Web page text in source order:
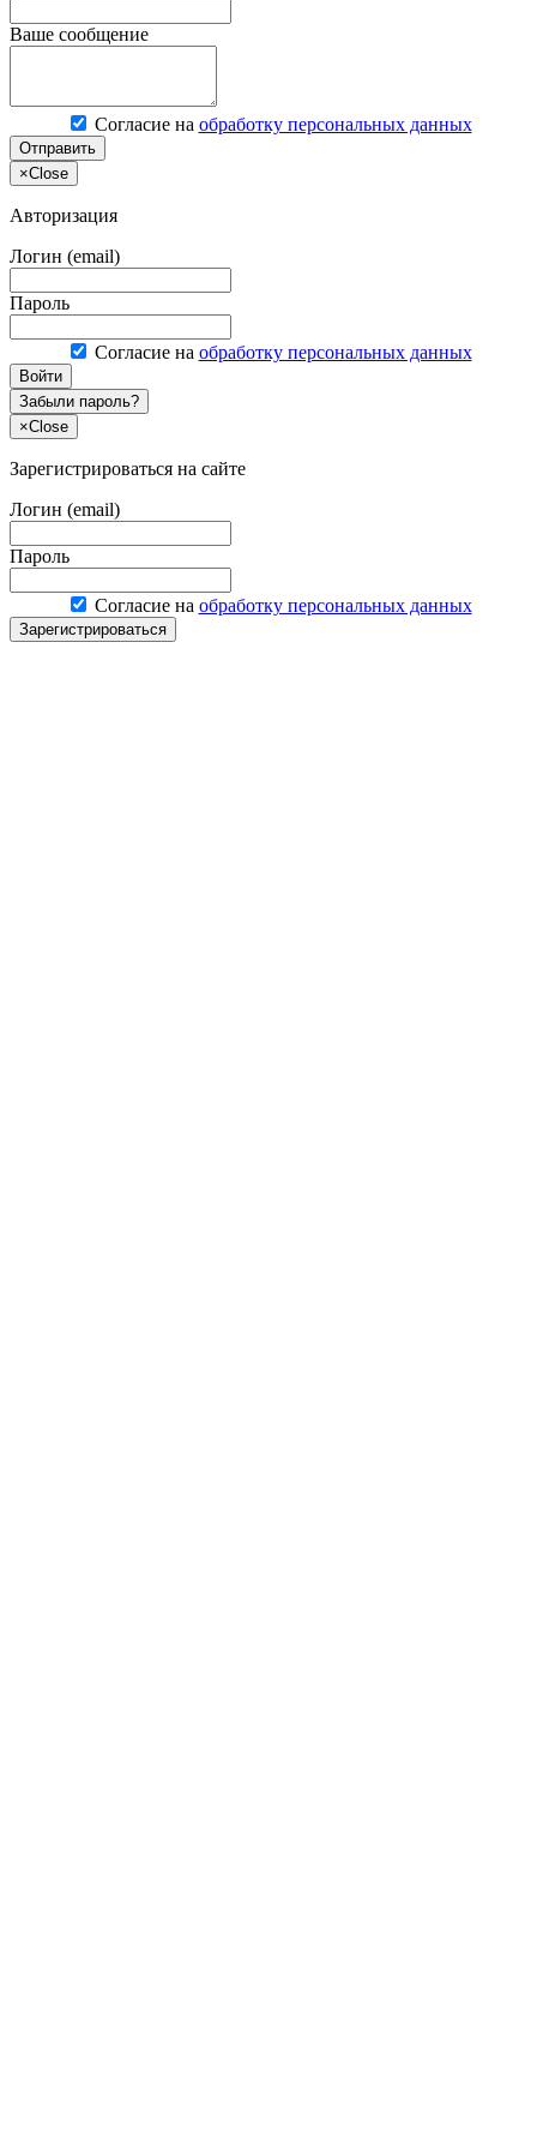
Ваше сообщение
Согласие на обработку персональных данных
Отправить
×Close
Авторизация
Логин (email)
Пароль
Согласие на обработку персональных данных
Войти
Забыли пароль?
×Close
Зарегистрироваться на сайте
Логин (email)
Пароль
Согласие на обработку персональных данных
Зарегистрироваться